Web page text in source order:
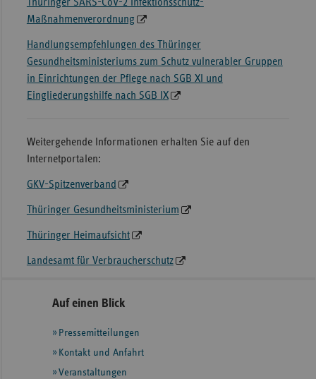
Maßnahmenverordnung
Handlungsempfehlungen des Thüringer
Gesundheitsministeriums zum Schutz vulnerabler Gruppen
in Einrichtungen der Pflege nach SGB XI und
Eingliederungshilfe nach SGB IX
Weitergehende Informationen erhalten Sie auf den
Internetportalen:
GKV-Spitzenverband
Thüringer Gesundheitsministerium
Thüringer Heimaufsicht
Landesamt für Verbraucherschutz
Seitennavigation
Seitenleiste
weiteren
Informationen
Auf einen Blick
Pressemitteilungen
Kontakt und Anfahrt
Veranstaltungen